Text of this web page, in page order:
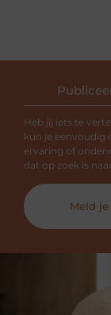
Heb jij iets te
kun je eenvoudig
ervaring of
dat op zoek is
Meld je